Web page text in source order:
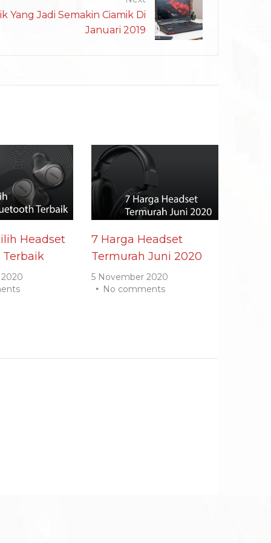
Yang Jadi Semakin Ciamik Di
Januari 2019
Headset
7 Harga Headset
Termurah Juni 2020
5 November 2020
No comments